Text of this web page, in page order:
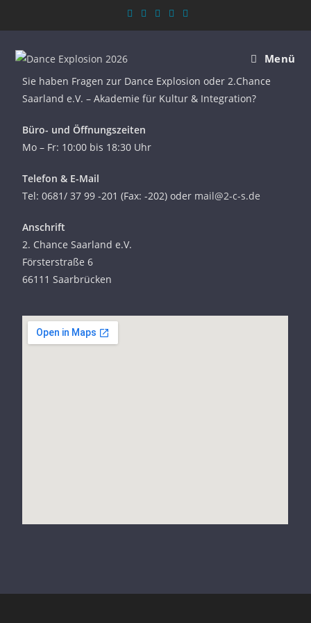
Menü
Sie haben Fragen zur Dance Explosion oder 2.Chance
Saarland e.V. – Akademie für Kultur & Integration?
Büro- und Öffnungszeiten
Mo – Fr: 10:00 bis 18:30 Uhr
Telefon & E-Mail
Tel: 0681/ 37 99 -201 (Fax: -202) oder mail@2-c-s.de
Anschrift
2. Chance Saarland e.V.
Försterstraße 6
66111 Saarbrücken